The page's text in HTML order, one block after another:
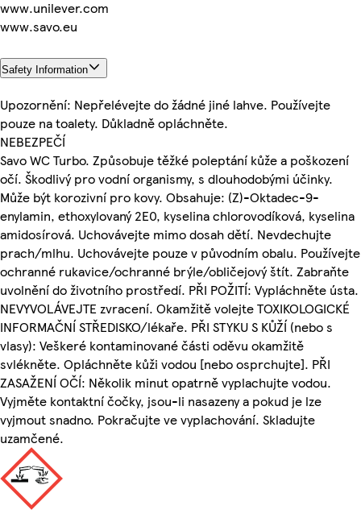
www.unilever.com
www.savo.eu
Safety Information
Upozornění: Nepřelévejte do žádné jiné lahve. Používejte
pouze na toalety. Důkladně opláchněte.
NEBEZPEČÍ
Savo WC Turbo. Způsobuje těžké poleptání kůže a poškození
očí. Škodlivý pro vodní organismy, s dlouhodobými účinky.
Může být korozivní pro kovy. Obsahuje: (Z)-Oktadec-9-
enylamin, ethoxylovaný 2E0, kyselina chlorovodíková, kyselina
amidosírová. Uchovávejte mimo dosah dětí. Nevdechujte
prach/mlhu. Uchovávejte pouze v původním obalu. Používejte
ochranné rukavice/ochranné brýle/obličejový štít. Zabraňte
uvolnění do životního prostředí. PŘI POŽITÍ: Vypláchněte ústa.
NEVYVOLÁVEJTE zvracení. Okamžitě volejte TOXIKOLOGICKÉ
INFORMAČNÍ STŘEDISKO/lékaře. PŘI STYKU S KŮŽÍ (nebo s
vlasy): Veškeré kontaminované části oděvu okamžitě
svlékněte. Opláchněte kůži vodou [nebo osprchujte]. PŘI
ZASAŽENÍ OČÍ: Několik minut opatrně vyplachujte vodou.
Vyjměte kontaktní čočky, jsou-li nasazeny a pokud je lze
vyjmout snadno. Pokračujte ve vyplachování. Skladujte
uzamčené.